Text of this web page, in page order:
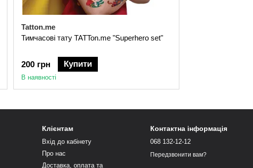
Tatton.me
Тимчасові тату TATTon.me "Superhero set"
200 грн Купити
В наявності
Клієнтам
Вхід до кабінету
Про нас
Доставка, оплата та
Контактна інформація
068 132-12-12
Передзвонити вам?